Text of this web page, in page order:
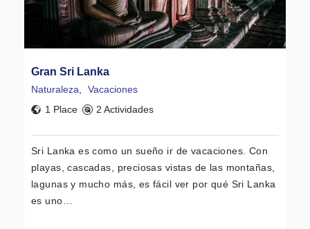
Gran Sri Lanka
Naturaleza
Vacaciones
1 Place
2 Actividades
Sri Lanka es como un sueño ir de vacaciones. Con
playas, cascadas, preciosas vistas de las montañas,
lagunas y mucho más, es fácil ver por qué Sri Lanka
es uno…